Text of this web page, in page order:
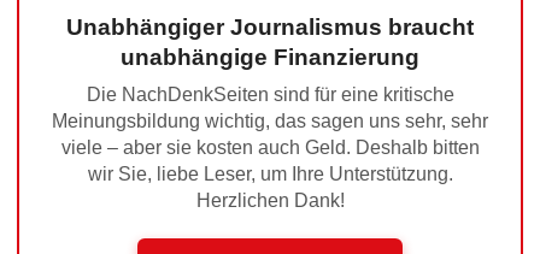
Unabhängiger Journalismus braucht
unabhängige Finanzierung
Die NachDenkSeiten sind für eine kritische
Meinungsbildung wichtig, das sagen uns sehr, sehr
viele – aber sie kosten auch Geld. Deshalb bitten
wir Sie, liebe Leser, um Ihre Unterstützung.
Herzlichen Dank!